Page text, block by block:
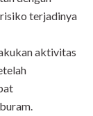
terjadinya
aktivitas